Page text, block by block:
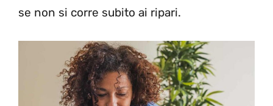
se non si corre subito ai ripari.